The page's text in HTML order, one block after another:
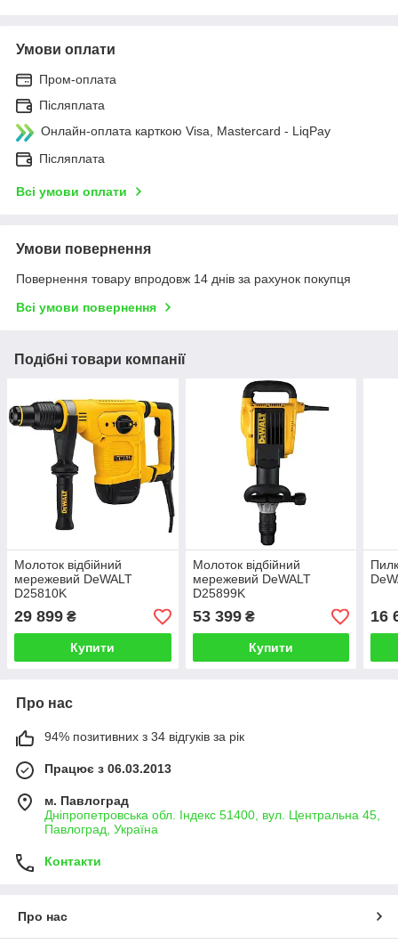
Умови оплати
Пром-оплата
Післяплата
Онлайн-оплата карткою Visa, Mastercard - LiqPay
Післяплата
Всі умови оплати
Умови повернення
Повернення товару впродовж 14 днів за рахунок покупця
Всі умови повернення
Подібні товари компанії
Молоток відбійний
мережевий DeWALT
D25810K
29 899 ₴
Купити
Молоток відбійний
мережевий DeWALT
D25899K
53 399₴
Купити
16
Про нас
94% позитивних з 34 відгуків за рік
Працює з 06.03.2013
м. Павлоград
Дніпропетровська обл. Індекс 51400, вул. Центральна 45,
Павлоград, Україна
Контакти
Про нас